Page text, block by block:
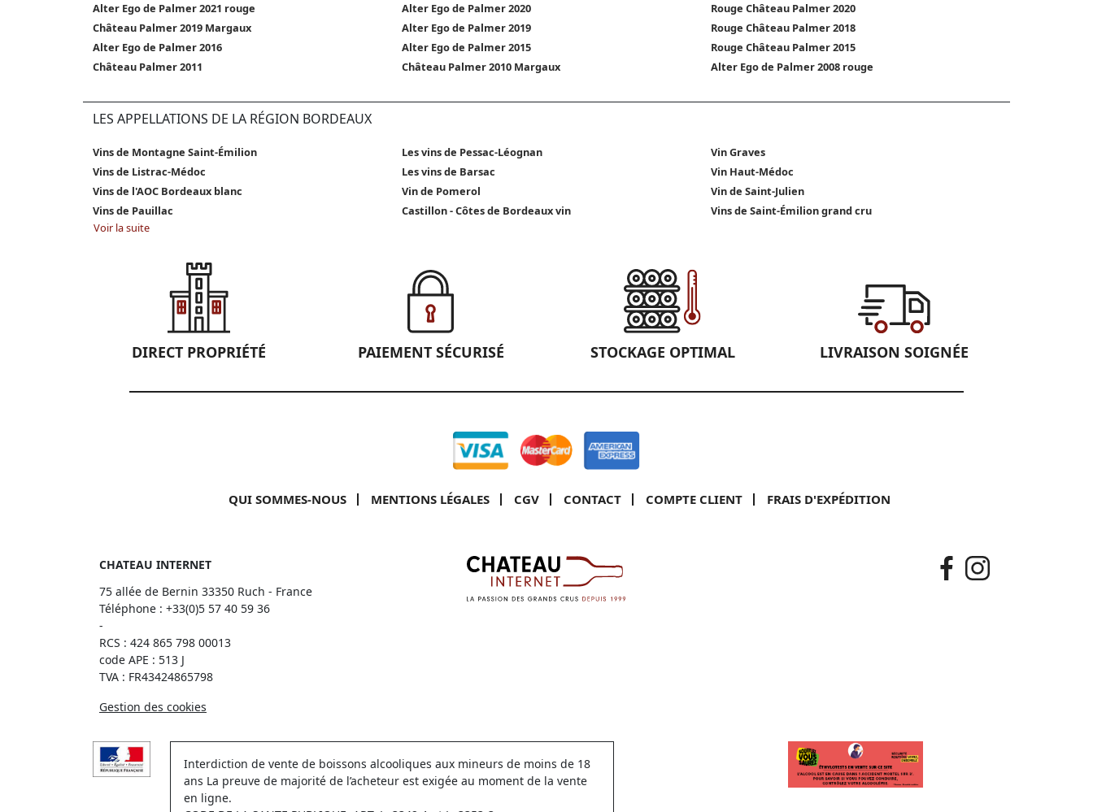
Alter Ego de Palmer 2021 rouge
Alter Ego de Palmer 2020
Rouge Château Palmer 2020
Château Palmer 2019 Margaux
Alter Ego de Palmer 2019
Rouge Château Palmer 2018
Alter Ego de Palmer 2016
Alter Ego de Palmer 2015
Rouge Château Palmer 2015
Château Palmer 2011
Château Palmer 2010 Margaux Alter Ego de Palmer 2008 rouge
LES APPELLATIONS DE LA RÉGION BORDEAUX
Vins de Montagne Saint-Émilion Les vins de Pessac-Léognan
Vin Graves
Vins de Listrac-Médoc
Les vins de Barsac
Vin Haut-Médoc
Vins de l'AOC Bordeaux blanc
Vin de Pomerol
Vin de Saint-Julien
Vins de Pauillac
Castillon - Côtes de Bordeaux vin
Vins de Saint-Émilion grand cru
Voir la suite
DIRECT PROPRIÉTÉ PAIEMENT SÉCURISÉ STOCKAGE OPTIMAL LIVRAISON SOIGNÉE
QUI SOMMES-NOUS MENTIONS LÉGALES CGV CONTACT COMPTE CLIENT FRAIS D'EXPÉDITION
CHATEAU INTERNET
75 allée de Bernin 33350 Ruch - France
Téléphone : +33(0)5 57 40 59 36
-
RCS : 424 865 798 00013
code APE : 513 J
TVA : FR43424865798
Gestion des cookies
Interdiction de vente de boissons alcooliques aux mineurs de moins de 18
ans La preuve de majorité de l’acheteur est exigée au moment de la vente
en ligne.